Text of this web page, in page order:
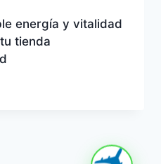
energía y vitalidad
tienda